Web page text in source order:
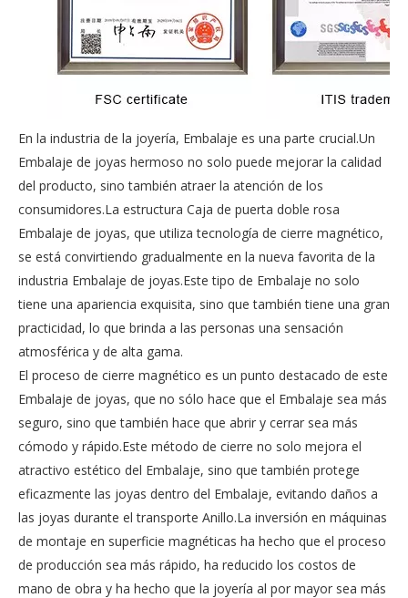
En la industria de la joyería, Embalaje es una parte crucial.Un
Embalaje de joyas hermoso no solo puede mejorar la calidad
del producto, sino también atraer la atención de los
consumidores.La estructura Caja de puerta doble rosa
Embalaje de joyas, que utiliza tecnología de cierre magnético,
se está convirtiendo gradualmente en la nueva favorita de la
industria Embalaje de joyas.Este tipo de Embalaje no solo
tiene una apariencia exquisita, sino que también tiene una gran
practicidad, lo que brinda a las personas una sensación
atmosférica y de alta gama.
El proceso de cierre magnético es un punto destacado de este
Embalaje de joyas, que no sólo hace que el Embalaje sea más
seguro, sino que también hace que abrir y cerrar sea más
cómodo y rápido.Este método de cierre no solo mejora el
atractivo estético del Embalaje, sino que también protege
eficazmente las joyas dentro del Embalaje, evitando daños a
las joyas durante el transporte Anillo.La inversión en máquinas
de montaje en superficie magnéticas ha hecho que el proceso
de producción sea más rápido, ha reducido los costos de
mano de obra y ha hecho que la joyería al por mayor sea más